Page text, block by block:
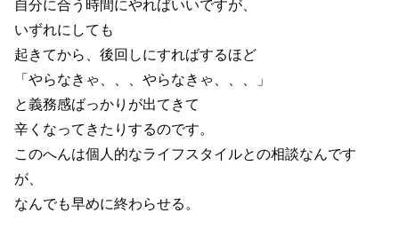
自分に合う時間にやればいいですが、
いずれにしても
起きてから、後回しにすればするほど
「やらなきゃ、、、やらなきゃ、、、」
と義務感ばっかりが出てきて
辛くなってきたりするのです。
このへんは個人的なライフスタイルとの相談なんです
が、
なんでも早めに終わらせる。